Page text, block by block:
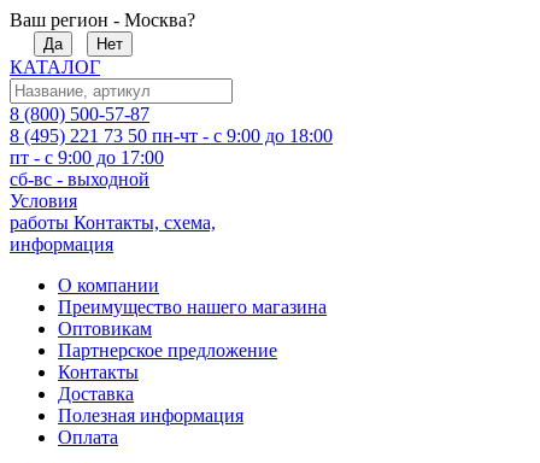
Ваш регион - Москва?
Да Нет
КАТАЛОГ
8 (800) 500-57-87
8 (495) 221 73 50 пн-чт - с 9:00 до 18:00
пт - с 9:00 до 17:00
сб-вс - выходной
Условия
работы Контакты, схема,
информация
О компании
Преимущество нашего магазина
Оптовикам
Партнерское предложение
Контакты
Доставка
Полезная информация
Оплата